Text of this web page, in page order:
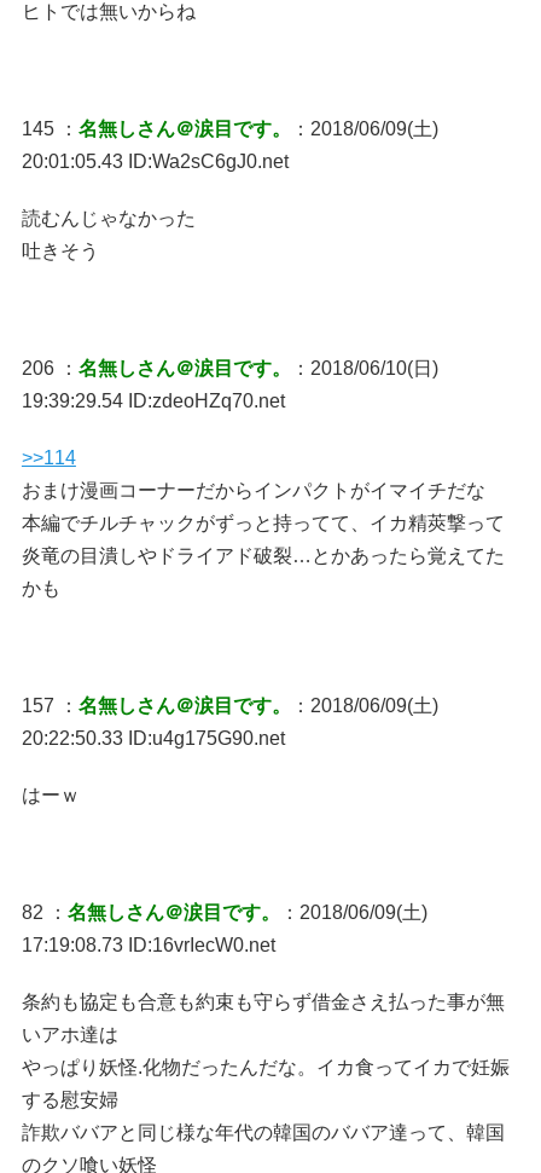
ヒトでは無いからね
145 ： 名無しさん＠涙目です。
：2018/06/09(土)
20:01:05.43 ID:Wa2sC6gJ0.net
読むんじゃなかった
吐きそう
206 ： 名無しさん＠涙目です。
：2018/06/10(日)
19:39:29.54 ID:zdeoHZq70.net
>>114
おまけ漫画コーナーだからインパクトがイマイチだな
本編でチルチャックがずっと持ってて、イカ精莢撃って
炎竜の目潰しやドライアド破裂…とかあったら覚えてた
かも
157 ： 名無しさん＠涙目です。
：2018/06/09(土)
20:22:50.33 ID:u4g175G90.net
はーｗ
82 ： 名無しさん＠涙目です。
：2018/06/09(土)
17:19:08.73 ID:16vrIecW0.net
条約も協定も合意も約束も守らず借金さえ払った事が無
いアホ達は
やっぱり妖怪.化物だったんだな。イカ食ってイカで妊娠
する慰安婦
詐欺ババアと同じ様な年代の韓国のババア達って、韓国
のクソ喰い妖怪